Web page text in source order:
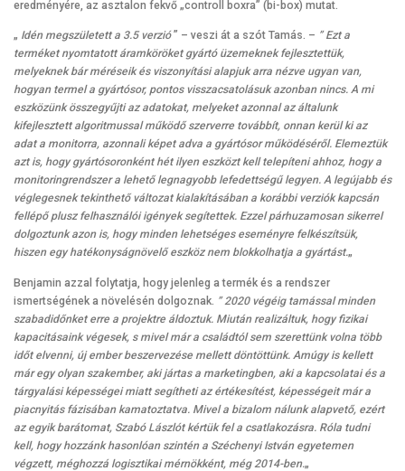
eredményére, az asztalon fekvő „controll boxra” (bi-box) mutat.
„ Idén megszületett a 3.5 verzió” – veszi át a szót Tamás. – ” Ezt a
terméket nyomtatott áramköröket gyártó üzemeknek fejlesztettük,
melyeknek bár méréseik és viszonyítási alapjuk arra nézve ugyan van,
hogyan termel a gyártósor, pontos visszacsatolásuk azonban nincs. A mi
eszközünk összegyűjti az adatokat, melyeket azonnal az általunk
kifejlesztett algoritmussal működő szerverre továbbít, onnan kerül ki az
adat a monitorra, azonnali képet adva a gyártósor működéséről. Elemeztük
azt is, hogy gyártósoronként hét ilyen eszközt kell telepíteni ahhoz, hogy a
monitoringrendszer a lehető legnagyobb lefedettségű legyen. A legújabb és
véglegesnek tekinthető változat kialakításában a korábbi verziók kapcsán
fellépő plusz felhasználói igények segítettek. Ezzel párhuzamosan sikerrel
dolgoztunk azon is, hogy minden lehetséges eseményre felkészítsük,
hiszen egy hatékonyságnövelő eszköz nem blokkolhatja a gyártást.„
Benjamin azzal folytatja, hogy jelenleg a termék és a rendszer
ismertségének a növelésén dolgoznak. ” 2020 végéig tamással minden
szabadidőnket erre a projektre áldoztuk. Miután realizáltuk, hogy fizikai
kapacitásaink végesek, s mivel már a családtól sem szerettünk volna több
időt elvenni, új ember beszervezése mellett döntöttünk. Amúgy is kellett
már egy olyan szakember, aki jártas a marketingben, aki a kapcsolatai és a
tárgyalási képességei miatt segítheti az értékesítést, képességeit már a
piacnyitás fázisában kamatoztatva. Mivel a bizalom nálunk alapvető, ezért
az egyik barátomat, Szabó Lászlót kértük fel a csatlakozásra. Róla tudni
kell, hogy hozzánk hasonlóan szintén a Széchenyi István egyetemen
végzett, méghozzá logisztikai mérnökként, még 2014-ben.„